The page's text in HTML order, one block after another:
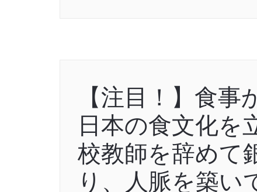
【注目！】食事
日本の食文化を
校教師を辞めて
り、人脈を築い